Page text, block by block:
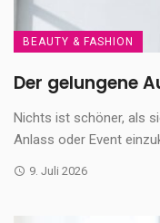
BEAUTY & FASHION
Der gelungene
Nichts ist schöner, als
Anlass oder Event
9. Juli 2026